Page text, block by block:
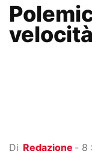
velocità
Di Redazione - 8